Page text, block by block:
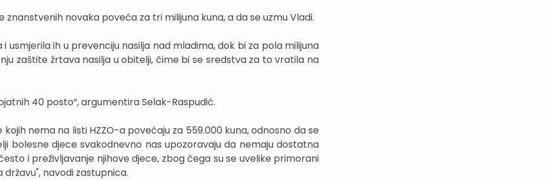
znanstvenih novaka poveća za tri milijuna kuna, a da se uzmu Vladi.
i usmjerila ih u prevenciju nasilja nad mladima, dok bi za pola milijuna
zaštite žrtava nasilja u obitelji, čime bi se sredstva za to vratila na
40 posto“, argumentira Selak-Raspudić.
nema na listi HZZO-a povećaju za 559.000 kuna, odnosno da se
bolesne djece svakodnevno nas upozoravaju da nemaju dostatna
i preživljavanje njihove djece, zbog čega su se uvelike primorani
navodi zastupnica.